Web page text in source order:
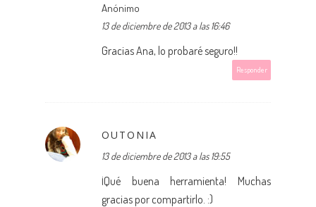
Anónimo
13 de diciembre de 2013 a las 16:46
Gracias Ana, lo probaré seguro!!
Responder
OUTONIA
13 de diciembre de 2013 a las 19:55
¡Qué buena herramienta! Muchas
gracias por compartirlo. :)